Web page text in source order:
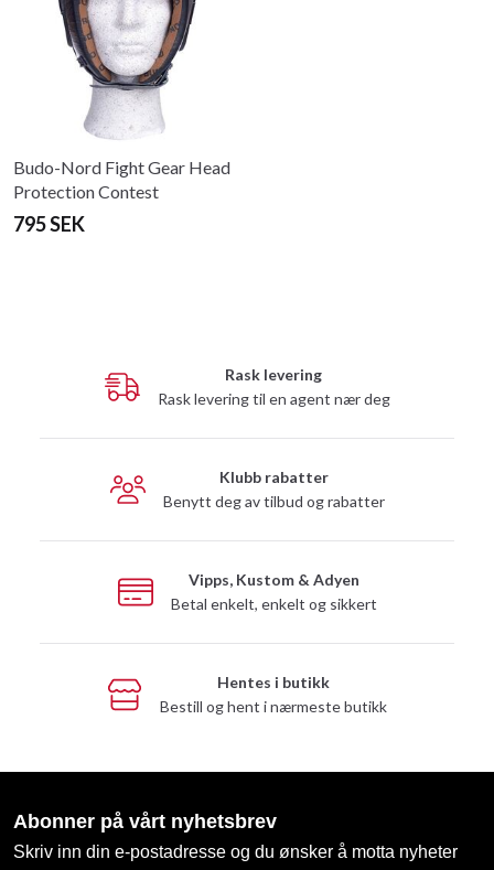
Budo-Nord Fight Gear Head
Protection Contest
795 SEK
Rask levering
Rask levering til en agent nær deg
Klubb rabatter
Benytt deg av tilbud og rabatter
Vipps, Kustom & Adyen
Betal enkelt, enkelt og sikkert
Hentes i butikk
Bestill og hent i nærmeste butikk
Abonner på vårt nyhetsbrev
Skriv inn din e-postadresse og du ønsker å motta nyheter